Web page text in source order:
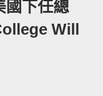
國下任總
Will